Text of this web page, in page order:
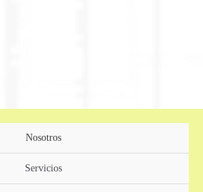
Nosotros
Servicios